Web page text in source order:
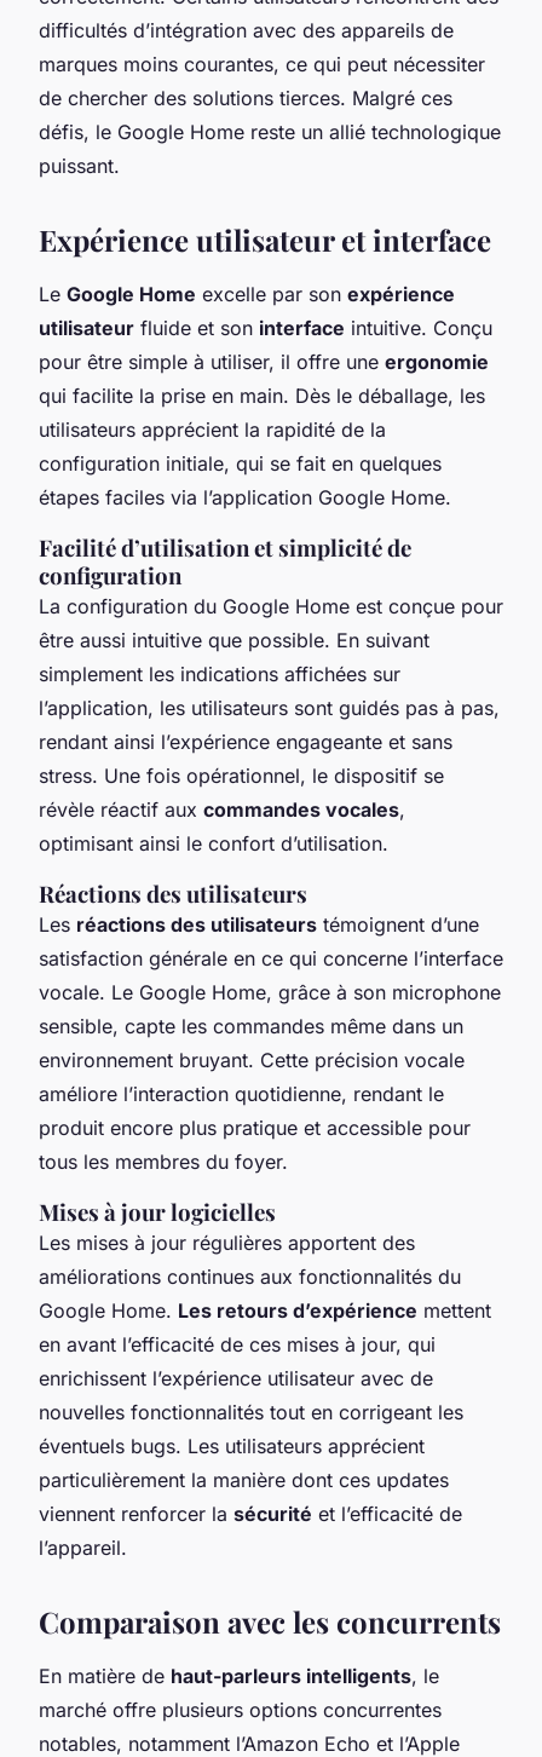
difficultés d’intégration avec des appareils de
marques moins courantes, ce qui peut nécessiter
de chercher des solutions tierces. Malgré ces
défis, le Google Home reste un allié technologique
puissant.
Expérience utilisateur et interface
Le Google Home excelle par son expérience
utilisateur fluide et son interface intuitive. Conçu
pour être simple à utiliser, il offre une ergonomie
qui facilite la prise en main. Dès le déballage, les
utilisateurs apprécient la rapidité de la
configuration initiale, qui se fait en quelques
étapes faciles via l’application Google Home.
Facilité d’utilisation et simplicité de
configuration
La configuration du Google Home est conçue pour
être aussi intuitive que possible. En suivant
simplement les indications affichées sur
l’application, les utilisateurs sont guidés pas à pas,
rendant ainsi l’expérience engageante et sans
stress. Une fois opérationnel, le dispositif se
révèle réactif aux commandes vocales,
optimisant ainsi le confort d’utilisation.
Réactions des utilisateurs
Les réactions des utilisateurs témoignent d’une
satisfaction générale en ce qui concerne l’interface
vocale. Le Google Home, grâce à son microphone
sensible, capte les commandes même dans un
environnement bruyant. Cette précision vocale
améliore l’interaction quotidienne, rendant le
produit encore plus pratique et accessible pour
tous les membres du foyer.
Mises à jour logicielles
Les mises à jour régulières apportent des
améliorations continues aux fonctionnalités du
Google Home. Les retours d’expérience mettent
en avant l’efficacité de ces mises à jour, qui
enrichissent l’expérience utilisateur avec de
nouvelles fonctionnalités tout en corrigeant les
éventuels bugs. Les utilisateurs apprécient
particulièrement la manière dont ces updates
viennent renforcer la sécurité et l’efficacité de
l’appareil.
Comparaison avec les concurrents
En matière de haut-parleurs intelligents, le
marché offre plusieurs options concurrentes
notables, notamment l’Amazon Echo et l’Apple